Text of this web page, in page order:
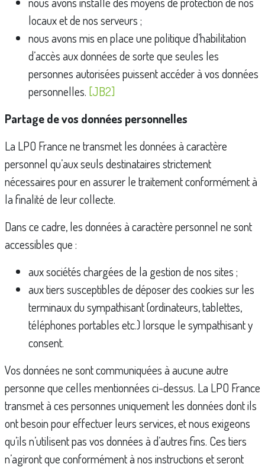
locaux et de nos serveurs ;
nous avons mis en place une politique d’habilitation
d’accès aux données de sorte que seules les
personnes autorisées puissent accéder à vos données
personnelles. [JB2]
Partage de vos données personnelles
La LPO France ne transmet les données à caractère
personnel qu’aux seuls destinataires strictement
nécessaires pour en assurer le traitement conformément à
la finalité de leur collecte.
Dans ce cadre, les données à caractère personnel ne sont
accessibles que :
aux sociétés chargées de la gestion de nos sites ;
aux tiers susceptibles de déposer des cookies sur les
terminaux du sympathisant (ordinateurs, tablettes,
téléphones portables etc.) lorsque le sympathisant y
consent.
Vos données ne sont communiquées à aucune autre
personne que celles mentionnées ci-dessus. La LPO France
transmet à ces personnes uniquement les données dont ils
ont besoin pour effectuer leurs services, et nous exigeons
qu’ils n’utilisent pas vos données à d’autres fins. Ces tiers
n’agiront que conformément à nos instructions et seront